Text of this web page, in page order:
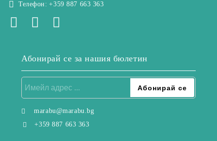
Телефон: +359 887 663 363
Абонирай се за нашия бюлетин
marabu@marabu.bg
+359 887 663 363